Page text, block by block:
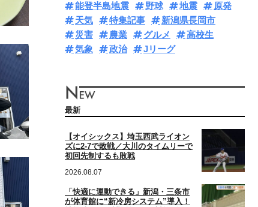
能登半島地震
野球 地震
原発
天気
特集記事
新潟県長岡市
災害
農業 グルメ
高校生
気象
政治 Jリーグ
最新
【オイシックス】埼玉西武ライオン
ズに2-7で敗戦／大川のタイムリーで
初回先制するも敗戦
2026.08.07
「快適に運動できる」新潟・三条市
が体育館に“新冷房システム”導入！